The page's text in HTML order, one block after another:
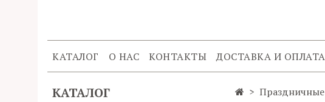
КАТАЛОГ О НАС КОНТАКТЫ ДОСТАВКА И ОПЛАТА
КАТАЛОГ